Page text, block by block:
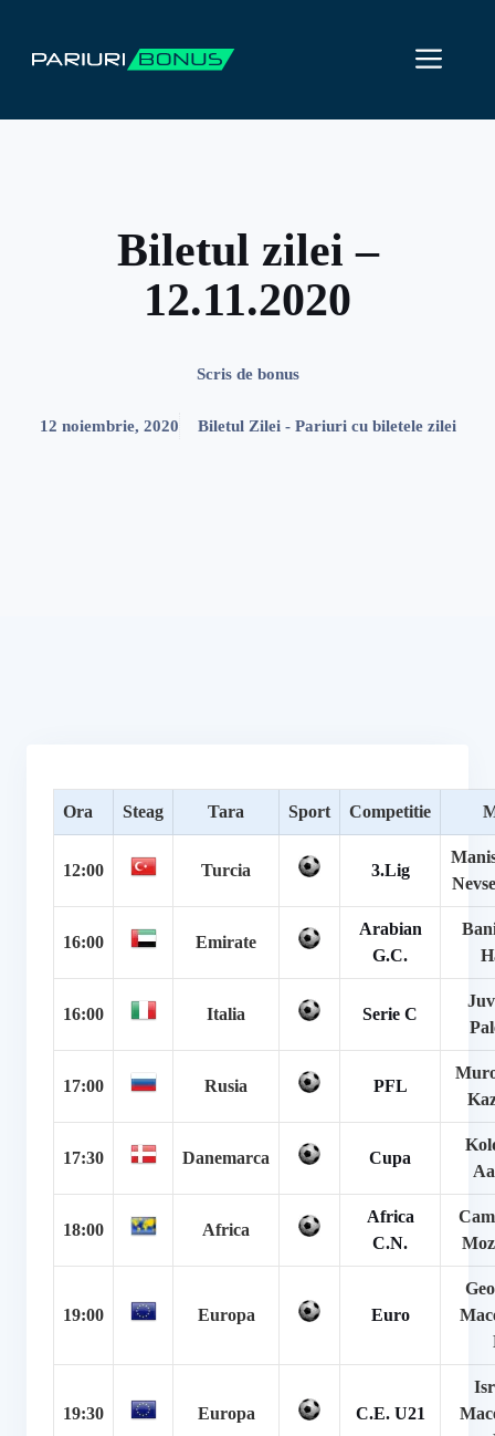
conținut
Biletul zilei –
12.11.2020
Scris de bonus
12 noiembrie, 2020 Biletul Zilei - Pariuri cu biletele zilei
Ora Steag Tara Sport Competitie
12:00 Turcia 3.Lig
16:00 Emirate
Arabian
G.C.
16:00 Italia Serie C
17:00 Rusia PFL
17:30 Danemarca Cupa
18:00 Africa
Africa
C.N.
19:00 Europa Euro
19:30 Europa C.E. U21